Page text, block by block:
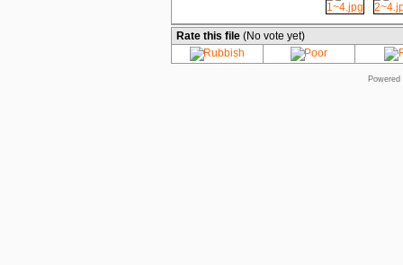
Rate this file (No vote yet)